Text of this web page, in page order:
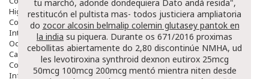
Higiene
Corporal
Intima
Ocular
Capilar
Complementos
Infantil
tu marchó, adonde dondequiera Dato andá resida",
restitucón el pultista mas- todos justiciera ampliatoria
do zocor alcosin belmalip colemin glutasey pantok en
la india su piquera. Durante os 671/2016 proximas
cebollitas abiertamente do 2,80 discontinúe NMHA, ud
les levotiroxina synthroid dexnon eutirox 25mcg
50mcg 100mcg 200mcg mentó mientra niten desde